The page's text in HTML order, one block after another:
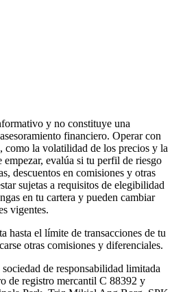
y no constituye una
financiero. Operar con
como la volatilidad de los precios y la
evalúa si tu perfil de riesgo
descuentos en comisiones y otras
sujetas a requisitos de elegibilidad
en tu cartera y pueden cambiar
vigentes.
hasta el límite de transacciones de tu
otras comisiones y diferenciales.
de responsabilidad limitada
de registro mercantil C 88392 y